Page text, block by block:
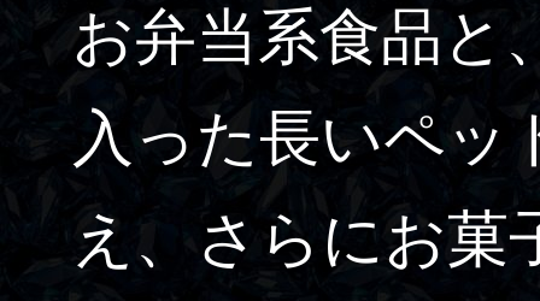
お弁当系食品と
入った長いペッ
え、さらにお菓